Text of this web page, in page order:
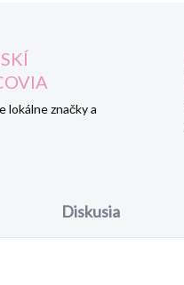
lokálne značky a
Diskusia